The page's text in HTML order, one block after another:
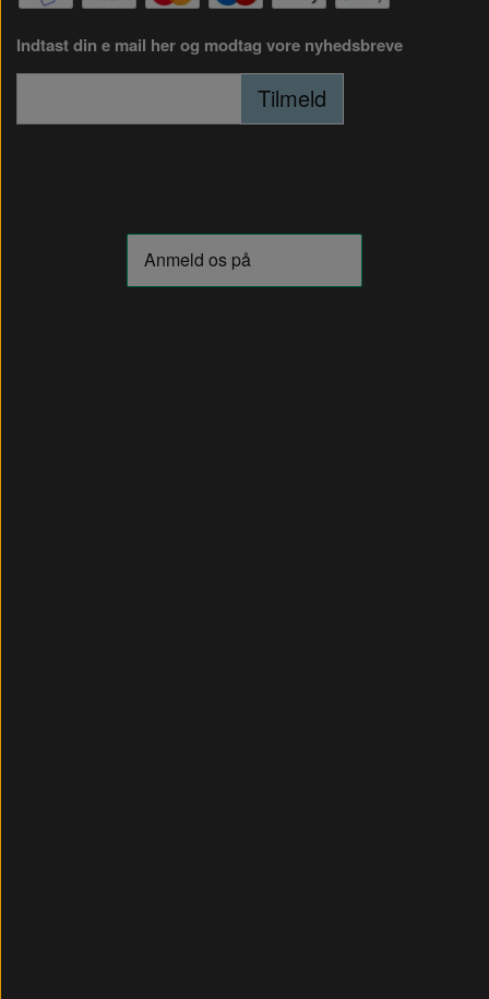
Indtast din e mail her og modtag vore nyhedsbreve
Tilmeld